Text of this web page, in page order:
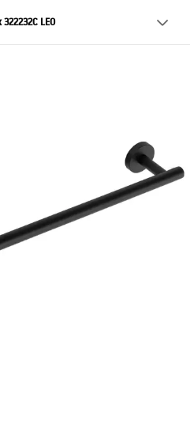
LEO